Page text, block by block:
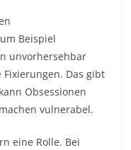
Beispiel
unvorhersehbar
Das gibt
Obsessionen
vulnerabel.​
eine Rolle. Bei